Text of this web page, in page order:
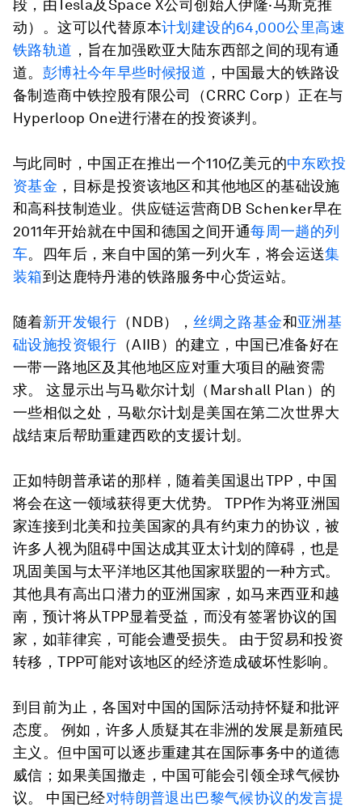
段，由Tesla及Space X公司创始人伊隆·马斯克推
动）。这可以代替原本计划建设的64,000公里高速
铁路轨道 ，旨在加强欧亚大陆东西部之间的现有通
道。 彭博社今年早些时候报道 ，中国最大的铁路设
备制造商中铁控股有限公司（CRRC Corp）正在与
Hyperloop One进行潜在的投资谈判。
与此同时，中国正在推出一个110亿美元的中东欧投
资基金 ，目标是投资该地区和其他地区的基础设施
和高科技制造业。供应链运营商DB Schenker早在
2011年开始就在中国和德国之间开通每周一趟的列
车。四年后，来自中国的第一列火车，将会运送集
装箱到达鹿特丹港的铁路服务中心货运站。
随着新开发银行 （NDB）， 丝绸之路基金和亚洲基
础设施投资银行 （AIIB）的建立，中国已准备好在
一带一路地区及其他地区应对重大项目的融资需
求。 这显示出与马歇尔计划（Marshall Plan）的
一些相似之处，马歇尔计划是美国在第二次世界大
战结束后帮助重建西欧的支援计划。
正如特朗普承诺的那样，随着美国退出TPP，中国
将会在这一领域获得更大优势。 TPP作为将亚洲国
家连接到北美和拉美国家的具有约束力的协议，被
许多人视为阻碍中国达成其亚太计划的障碍，也是
巩固美国与太平洋地区其他国家联盟的一种方式。
其他具有高出口潜力的亚洲国家，如马来西亚和越
南，预计将从TPP显着受益，而没有签署协议的国
家，如菲律宾，可能会遭受损失。 由于贸易和投资
转移，TPP可能对该地区的经济造成破坏性影响。
到目前为止，各国对中国的国际活动持怀疑和批评
态度。 例如，许多人质疑其在非洲的发展是新殖民
主义。但中国可以逐步重建其在国际事务中的道德
威信；如果美国撤走，中国可能会引领全球气候协
议。 中国已经对特朗普退出巴黎气候协议的发言提